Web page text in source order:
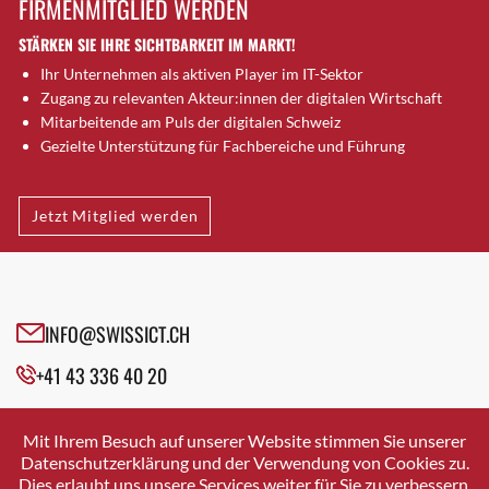
Brugg AG
Brütten
Bubendorf
Bubikon
Buchs (SG)
Bäretswil
Bülach
Cazis
Crissier
Davos Platz
Dierikon
Dietikon
FIRMENMITGLIED WERDEN
STÄRKEN SIE IHRE SICHTBARKEIT IM MARKT!
Ihr Unternehmen als aktiven Player im IT-Sektor
Zugang zu relevanten Akteur:innen der digitalen Wirtschaft
Mitarbeitende am Puls der digitalen Schweiz
Gezielte Unterstützung für Fachbereiche und Führung
Jetzt Mitglied werden
INFO@SWISSICT.CH
+41 43 336 40 20
SWISSICT
VULKANSTRASSE 120
8048 ZURICH
Mit Ihrem Besuch auf unserer Website stimmen Sie unserer
Datenschutzerklärung und der Verwendung von Cookies zu.
Dies erlaubt uns unsere Services weiter für Sie zu verbessern.